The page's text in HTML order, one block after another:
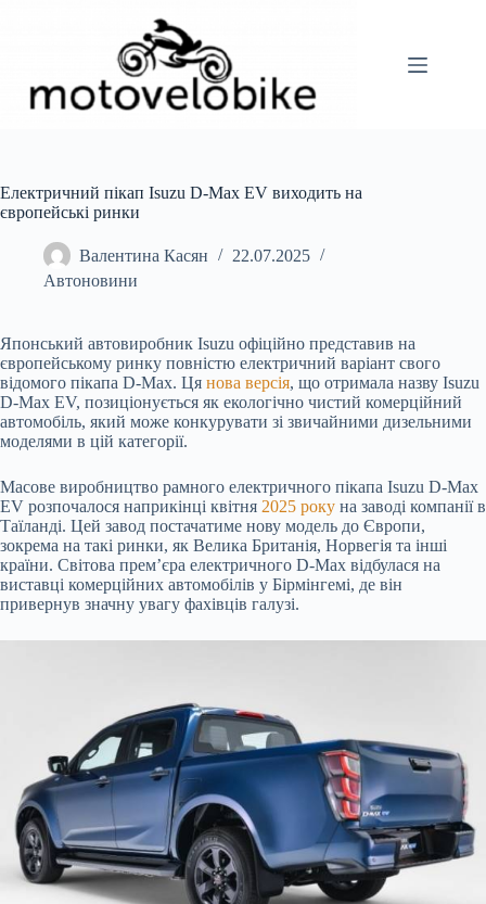
Електричний пікап Isuzu D-Max EV виходить на
європейські ринки
Валентина Касян
22.07.2025
Автоновини
Японський автовиробник Isuzu офіційно представив на
європейському ринку повністю електричний варіант свого
відомого пікапа D-Max. Ця нова версія, що отримала назву Isuzu
D-Max EV, позиціонується як екологічно чистий комерційний
автомобіль, який може конкурувати зі звичайними дизельними
моделями в цій категорії.
Масове виробництво рамного електричного пікапа Isuzu D-Max
EV розпочалося наприкінці квітня 2025 року на заводі компанії в
Таїланді. Цей завод постачатиме нову модель до Європи,
зокрема на такі ринки, як Велика Британія, Норвегія та інші
країни. Світова прем’єра електричного D-Max відбулася на
виставці комерційних автомобілів у Бірмінгемі, де він
привернув значну увагу фахівців галузі.